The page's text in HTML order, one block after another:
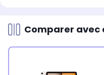
Comparer avec